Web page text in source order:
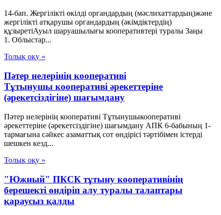
14-бап. Жергілікті өкілді органдардың (мәслихаттардың)және
жергілікті атқарушы органдардың (әкімдіктердің)
құзыретіАуыл шаруашылығы кооперативтері туралы Заңы
1. Облыстар...
Толық оқу »
Пәтер иелерінің кооперативі
Тұтынушы кооперативі әрекеттеріне
(әрекетсіздігіне) шағымдану
Пәтер иелерінің кооперативі Тұтынушыкооперативі
әрекеттеріне (әрекетсіздігіне) шағымдану АПК 6-бабының 1-
тармағына сәйкес азаматтық сот өндірісі тәртібімен істерді
шешкен кезд...
Толық оқу »
"Южный" ПКСК тұтыну кооперативінің
берешекті өндіріп алу туралы талаптары
қараусыз қалды